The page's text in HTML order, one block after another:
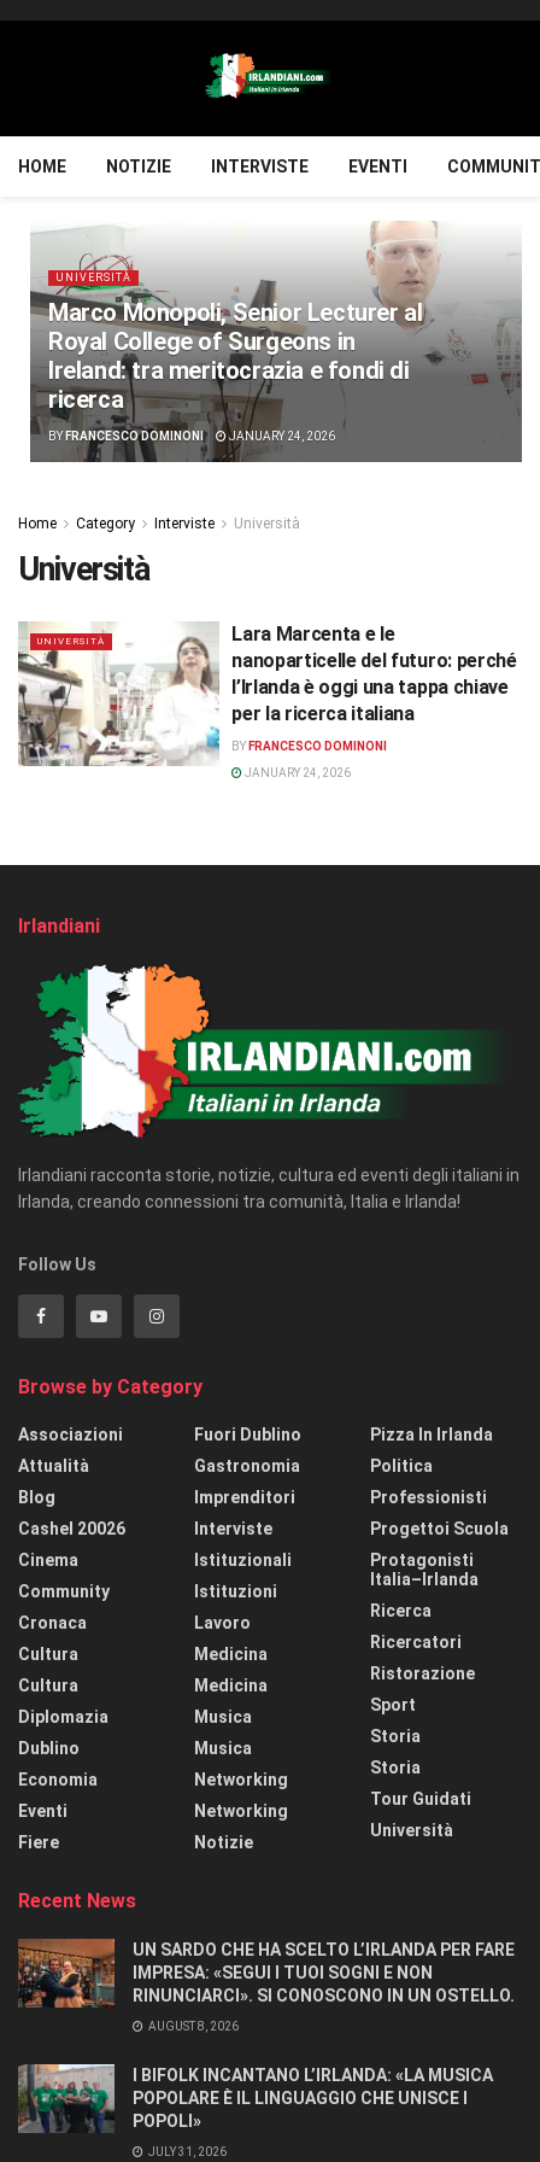
HOME NOTIZIE INTERVISTE EVENTI
UNIVERSITÀ
Marco Monopoli, Senior Lecturer al
Royal College of Surgeons in
Ireland: tra meritocrazia e fondi di
ricerca
BY FRANCESCO DOMINONI JANUARY 24, 2026
Home Category Interviste Università
Università
UNIVERSITÀ
Lara Marcenta e le
nanoparticelle del futuro: perché
l’Irlanda è oggi una tappa chiave
per la ricerca italiana
BY FRANCESCO DOMINONI
JANUARY 24, 2026
Irlandiani
Irlandiani racconta storie, notizie, cultura ed eventi degli italiani in
Irlanda, creando connessioni tra comunità, Italia e Irlanda!
Follow Us
Browse by Category
Associazioni
Attualità
Blog
Cashel 20026
Cinema
Community
Cronaca
Cultura
Cultura
Diplomazia
Dublino
Economia
Eventi
Fiere
Fuori Dublino
Gastronomia
Imprenditori
Interviste
Istituzionali
Istituzioni
Lavoro
Medicina
Medicina
Musica
Musica
Networking
Networking
Notizie
Pizza In Irlanda
Politica
Professionisti
Progettoi Scuola
Protagonisti
Italia–Irlanda
Ricerca
Ricercatori
Ristorazione
Sport
Storia
Storia
Tour Guidati
Università
Recent News
UN SARDO CHE HA SCELTO L’IRLANDA PER FARE
IMPRESA: «SEGUI I TUOI SOGNI E NON
RINUNCIARCI». SI CONOSCONO IN UN OSTELLO.
AUGUST 8, 2026
I BIFOLK INCANTANO L’IRLANDA: «LA MUSICA
POPOLARE È IL LINGUAGGIO CHE UNISCE I
POPOLI»
JULY 31, 2026